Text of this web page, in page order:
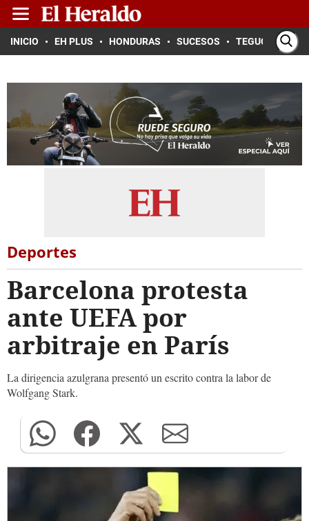
INICIO EH PLUS HONDURAS SUCESOS TEGUCIGALPA
Deportes
Barcelona protesta
ante UEFA por
arbitraje en París
La dirigencia azulgrana presentó un escrito contra la labor de
Wolfgang Stark.